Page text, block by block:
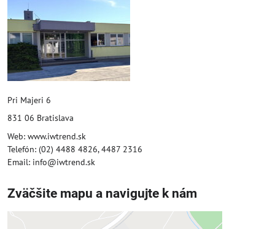
Pri Majeri 6
831 06 Bratislava
Web: www.iwtrend.sk
Telefón: (02) 4488 4826, 4487 2316
Email: info@iwtrend.sk
Zväčšite mapu a navigujte k nám